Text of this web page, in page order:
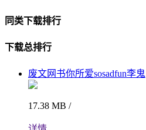
同类下载排行
下载总排行
废文网书你所爱sosadfun李鬼
17.38 MB /